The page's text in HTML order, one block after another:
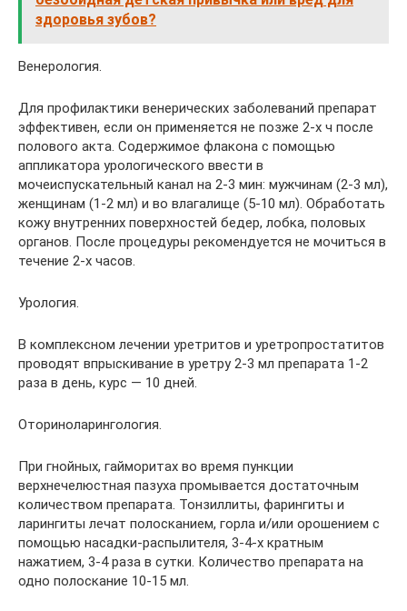
здоровья зубов?
Венерология.
Для профилактики венерических заболеваний препарат
эффективен, если он применяется не позже 2-х ч после
полового акта. Содержимое флакона с помощью
аппликатора урологического ввести в
мочеиспускательный канал на 2-3 мин: мужчинам (2-3 мл),
женщинам (1-2 мл) и во влагалище (5-10 мл). Обработать
кожу внутренних поверхностей бедер, лобка, половых
органов. После процедуры рекомендуется не мочиться в
течение 2-х часов.
Урология.
В комплексном лечении уретритов и уретропростатитов
проводят впрыскивание в уретру 2-3 мл препарата 1-2
раза в день, курс — 10 дней.
Оториноларингология.
При гнойных, гайморитах во время пункции
верхнечелюстная пазуха промыва­ется достаточным
количеством препарата. Тонзиллиты, фарингиты и
ларингиты лечат полосканием, горла и/или орошением с
помощью насадки-распылителя, 3-4-х кратным
нажатием, 3-4 раза в сутки. Количество препарата на
одно полоскание 10-15 мл.